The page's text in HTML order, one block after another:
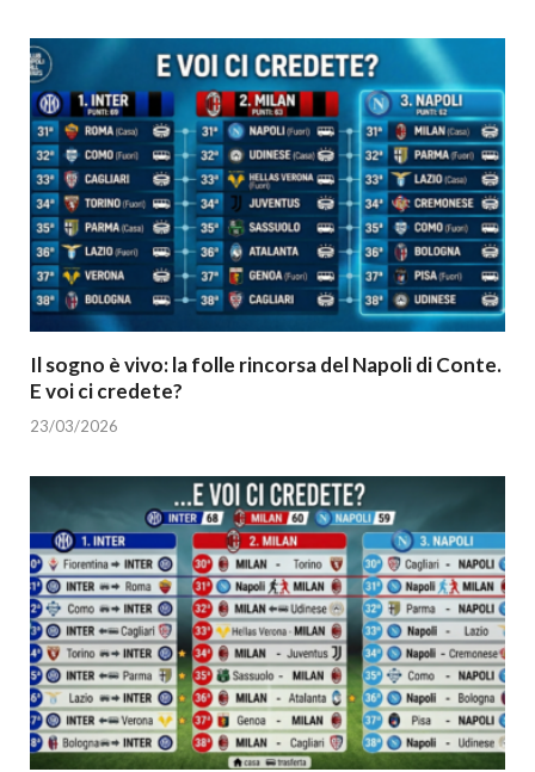
Il sogno è vivo: la folle rincorsa del Napoli di Conte.
E voi ci credete?
23/03/2026